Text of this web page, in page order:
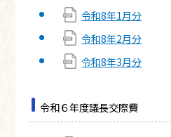
令和8年1月分
令和8年2月分
令和8年3月分
令和６年度議長交際費